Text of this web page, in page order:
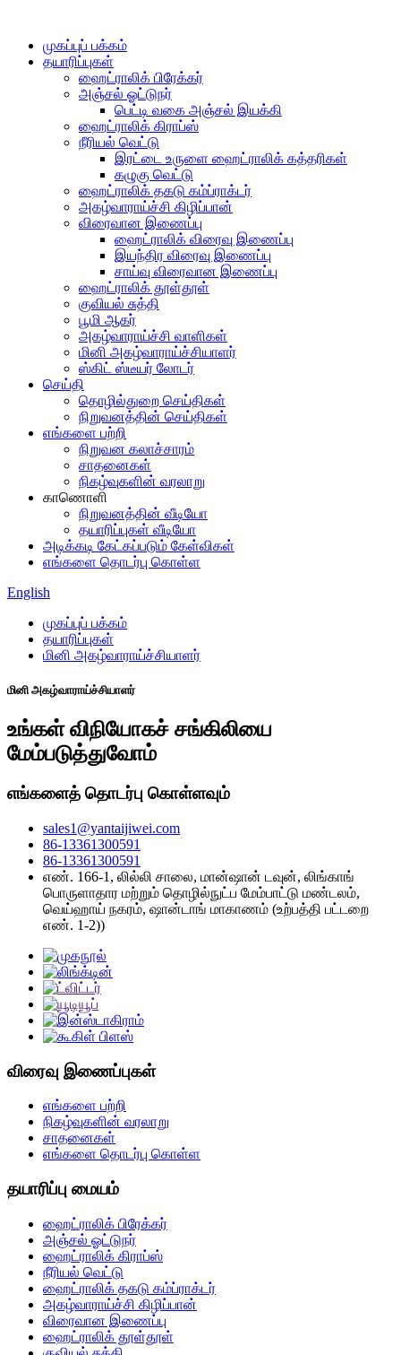
முகப்புப் பக்கம்
தயாரிப்புகள்
ஹைட்ராலிக் பிரேக்கர்
அஞ்சல் ஓட்டுநர்
பெட்டி வகை அஞ்சல் இயக்கி
ஹைட்ராலிக் கிராப்ஸ்
நீரியல் வெட்டு
இரட்டை உருளை ஹைட்ராலிக் கத்தரிகள்
கழுகு வெட்டு
ஹைட்ராலிக் தகடு கம்ப்ராக்டர்
அகழ்வாராய்ச்சி கிழிப்பான்
விரைவான இணைப்பு
ஹைட்ராலிக் விரைவு இணைப்பு
இயந்திர விரைவு இணைப்பு
சாய்வு விரைவான இணைப்பு
ஹைட்ராலிக் தூள்தூள்
குவியல் சுத்தி
பூமி ஆகர்
அகழ்வாராய்ச்சி வாளிகள்
மினி அகழ்வாராய்ச்சியாளர்
ஸ்கிட் ஸ்டீயர் லோடர்
செய்தி
தொழில்துறை செய்திகள்
நிறுவனத்தின் செய்திகள்
எங்களை பற்றி
நிறுவன கலாச்சாரம்
சாதனைகள்
நிகழ்வுகளின் வரலாறு
காணொளி
நிறுவனத்தின் வீடியோ
தயாரிப்புகள் வீடியோ
அடிக்கடி கேட்கப்படும் கேள்விகள்
எங்களை தொடர்பு கொள்ள
English
முகப்புப் பக்கம்
தயாரிப்புகள்
மினி அகழ்வாராய்ச்சியாளர்
மினி அகழ்வாராய்ச்சியாளர்
உங்கள் விநியோகச் சங்கிலியை
மேம்படுத்துவோம்
எங்களைத் தொடர்பு கொள்ளவும்
sales1@yantaijiwei.com
86-13361300591
86-13361300591
எண். 166-1, லில்லி சாலை, மான்ஷான் டவுன், லிங்காங்
பொருளாதார மற்றும் தொழில்நுட்ப மேம்பாட்டு மண்டலம்,
வெய்ஹாய் நகரம், ஷான்டாங் மாகாணம் (உற்பத்தி பட்டறை
எண். 1-2))
விரைவு இணைப்புகள்
எங்களை பற்றி
நிகழ்வுகளின் வரலாறு
சாதனைகள்
எங்களை தொடர்பு கொள்ள
தயாரிப்பு மையம்
ஹைட்ராலிக் பிரேக்கர்
அஞ்சல் ஓட்டுநர்
ஹைட்ராலிக் கிராப்ஸ்
நீரியல் வெட்டு
ஹைட்ராலிக் தகடு கம்ப்ராக்டர்
அகழ்வாராய்ச்சி கிழிப்பான்
விரைவான இணைப்பு
ஹைட்ராலிக் தூள்தூள்